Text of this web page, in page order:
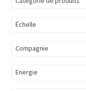
Échelle
Compagnie
Energie